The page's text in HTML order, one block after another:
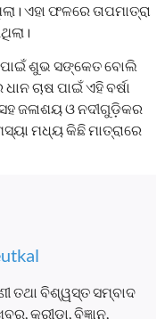
ଏହା ଫଳରେ ତାପମାତ୍ରା
ଶୁଭ ସଙ୍କେତ ବୋଲି
ଚାଷ ପାଇଁ ଏହି ବର୍ଷା
ଜଳାଶୟ ଓ ନଦୀଗୁଡ଼ିକର
ମଧ୍ୟ କିଛି ମାତ୍ରାରେ
ତଥା ବିଶ୍ୱସ୍ତ ସମ୍ବାଦ
କ୍ରୀଡା, ବିଜ୍ଞାନ,